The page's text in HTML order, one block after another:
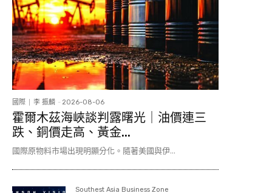
國際 李 振麟 - 2026-08-06
霍爾木茲海峽談判露曙光｜油價連三
跌、銅價走高、黃金...
國際原物料市場出現明顯分化。隨著美國與伊...
Southest Asia Business Zone